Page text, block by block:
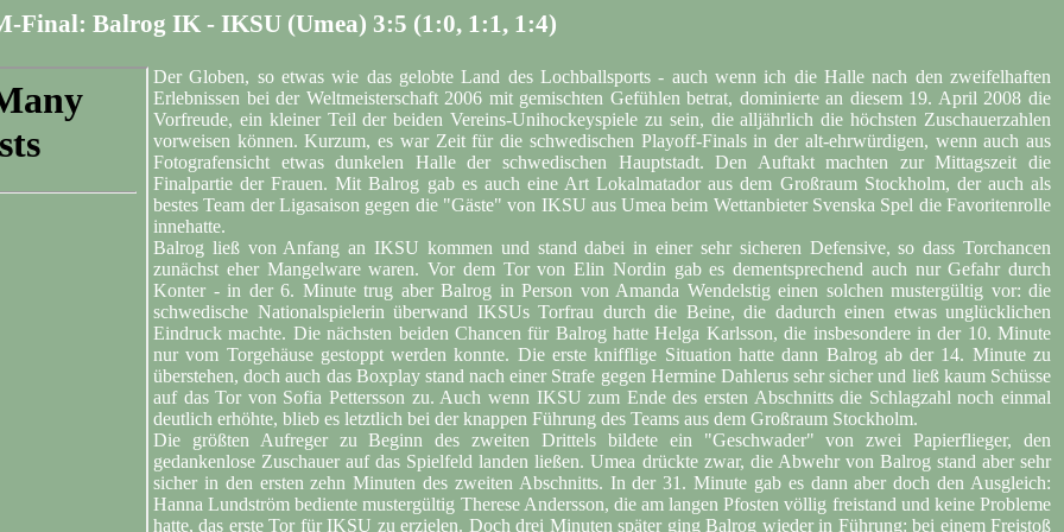
Final: Balrog IK - IKSU (Umea) 3:5 (1:0, 1:1, 1:4)
Der Globen, so etwas wie das gelobte Land des Lochballsports - auch wenn ich die Halle nach den zweifelhaften
Erlebnissen bei der Weltmeisterschaft 2006 mit gemischten Gefühlen betrat, dominierte an diesem 19. April 2008 die
Vorfreude, ein kleiner Teil der beiden Vereins-Unihockeyspiele zu sein, die alljährlich die höchsten Zuschauerzahlen
vorweisen können. Kurzum, es war Zeit für die schwedischen Playoff-Finals in der alt-ehrwürdigen, wenn auch aus
Fotografensicht etwas dunkelen Halle der schwedischen Hauptstadt. Den Auftakt machten zur Mittagszeit die
Finalpartie der Frauen. Mit Balrog gab es auch eine Art Lokalmatador aus dem Großraum Stockholm, der auch als
bestes Team der Ligasaison gegen die "Gäste" von IKSU aus Umea beim Wettanbieter Svenska Spel die Favoritenrolle
innehatte.
Balrog ließ von Anfang an IKSU kommen und stand dabei in einer sehr sicheren Defensive, so dass Torchancen
zunächst eher Mangelware waren. Vor dem Tor von Elin Nordin gab es dementsprechend auch nur Gefahr durch
Konter - in der 6. Minute trug aber Balrog in Person von Amanda Wendelstig einen solchen mustergültig vor: die
schwedische Nationalspielerin überwand IKSUs Torfrau durch die Beine, die dadurch einen etwas unglücklichen
Eindruck machte. Die nächsten beiden Chancen für Balrog hatte Helga Karlsson, die insbesondere in der 10. Minute
nur vom Torgehäuse gestoppt werden konnte. Die erste knifflige Situation hatte dann Balrog ab der 14. Minute zu
überstehen, doch auch das Boxplay stand nach einer Strafe gegen Hermine Dahlerus sehr sicher und ließ kaum Schüsse
auf das Tor von Sofia Pettersson zu. Auch wenn IKSU zum Ende des ersten Abschnitts die Schlagzahl noch einmal
deutlich erhöhte, blieb es letztlich bei der knappen Führung des Teams aus dem Großraum Stockholm.
Die größten Aufreger zu Beginn des zweiten Drittels bildete ein "Geschwader" von zwei Papierflieger, den
gedankenlose Zuschauer auf das Spielfeld landen ließen. Umea drückte zwar, die Abwehr von Balrog stand aber sehr
sicher in den ersten zehn Minuten des zweiten Abschnitts. In der 31. Minute gab es dann aber doch den Ausgleich:
Hanna Lundström bediente mustergültig Therese Andersson, die am langen Pfosten völlig freistand und keine Probleme
hatte, das erste Tor für IKSU zu erzielen. Doch drei Minuten später ging Balrog wieder in Führung: bei einem Freistoß